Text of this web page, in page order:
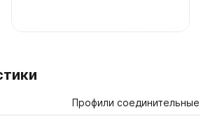
Профили соединительные